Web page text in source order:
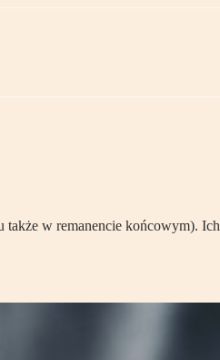
w remanencie końcowym).